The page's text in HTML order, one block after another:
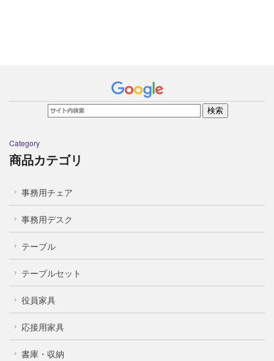
Category
商品カテゴリ
事務用チェア
事務用デスク
テーブル
テーブルセット
役員家具
応接用家具
書庫・収納